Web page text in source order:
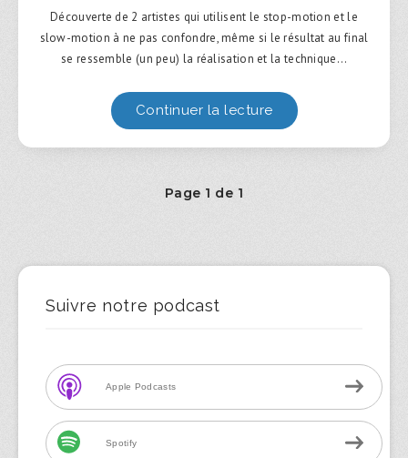
Découverte de 2 artistes qui utilisent le stop-motion et le
slow-motion à ne pas confondre, même si le résultat au final
se ressemble (un peu) la réalisation et la technique…
Continuer la lecture
Page 1 de 1
Suivre notre podcast
Apple Podcasts
Spotify